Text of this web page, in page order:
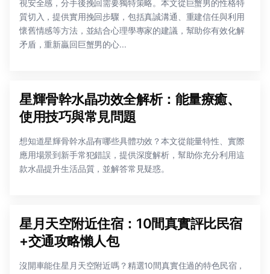
視安全感，分手後挽回需要獨特策略。本文從巨蟹男的性格特
質切入，提供實用挽回步驟，包括真誠溝通、重建信任與利用
懷舊情感等方法，並結合心理學專家的建議，幫助你有效化解
矛盾，重新贏回巨蟹男的心...
星輝骨幹水晶功效全解析：能量療癒、
使用技巧與常見問題
想知道星輝骨幹水晶有哪些具體功效？本文從能量特性、實際
應用場景到新手常犯錯誤，提供深度解析，幫助你充分利用這
款水晶提升生活品質，並解答常見疑惑。
星月天空附近住宿：10間真實評比民宿
+交通攻略懶人包
沒開車能住星月天空附近嗎？精選10間真實住過的特色民宿，